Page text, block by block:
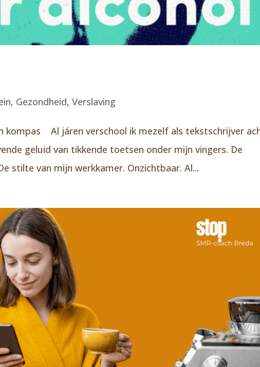
, Gezondheid,Verslaving
kompas Al járen verschool ik mezelf als tekstschrijver
geluid van tikkende toetsen onder mijn vingers. De
stilte van mijn werkkamer. Onzichtbaar. Al...